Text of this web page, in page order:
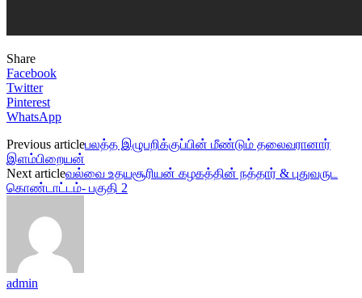
Share
Facebook
Twitter
Pinterest
WhatsApp
Previous articleபலத்த இழுபறிக்குப்பின் மீண்டும் தலைவரானார்
இளம்பிறையன்
Next articleவல்வை உதயசூரியன் கழகத்தின் நத்தார் & புதுவருட
கொண்டாட்டம்- பகுதி 2
admin